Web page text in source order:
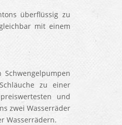
überflüssig zu
mit einem
zu einer
und
zwei Wasserräder
Wasserrädern.